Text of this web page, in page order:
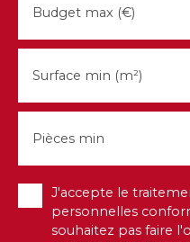
Budget max (€)
Surface min (m²)
Pièces min
J'accepte le
personnelles
souhaitez pas faire